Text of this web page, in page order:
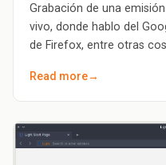
Grabación de una
vivo, donde hablo del
de Firefox, entre otras
Read more→